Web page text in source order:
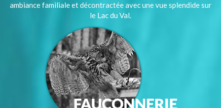
ambiance familiale et décontractée avec une vue splendide sur
le Lac du Val.